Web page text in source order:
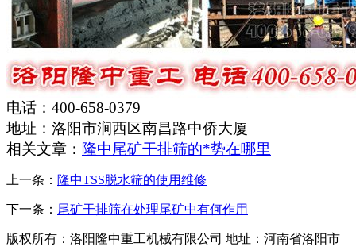
电话：400-658-0379
地址：洛阳市涧西区南昌路中侨大厦
相关文章： 隆中尾矿干排筛的*势在哪里
上一条： 隆中TSS脱水筛的使用维修
下一条： 尾矿干排筛在处理尾矿中有何作用
版权所有：洛阳隆中重工机械有限公司 地址：河南省洛阳市